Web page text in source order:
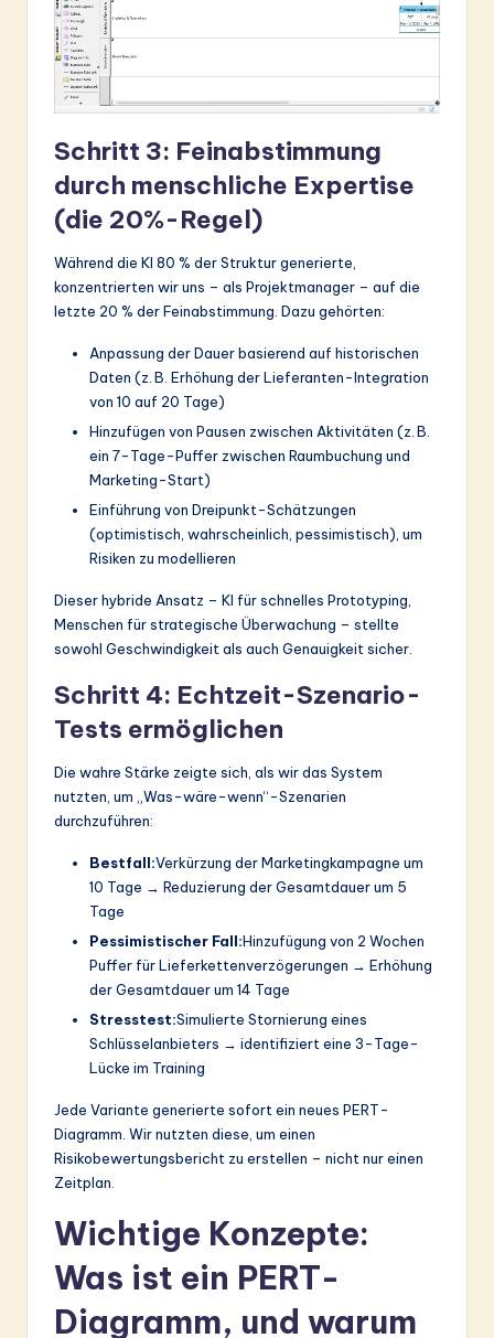
Schritt 3: Feinabstimmung
durch menschliche Expertise
(die 20%-Regel)
Während die KI 80 % der Struktur generierte,
konzentrierten wir uns – als Projektmanager – auf die
letzte 20 % der Feinabstimmung. Dazu gehörten:
Anpassung der Dauer basierend auf historischen
Daten (z. B. Erhöhung der Lieferanten-Integration
von 10 auf 20 Tage)
Hinzufügen von Pausen zwischen Aktivitäten (z. B.
ein 7-Tage-Puffer zwischen Raumbuchung und
Marketing-Start)
Einführung von Dreipunkt-Schätzungen
(optimistisch, wahrscheinlich, pessimistisch), um
Risiken zu modellieren
Dieser hybride Ansatz – KI für schnelles Prototyping,
Menschen für strategische Überwachung – stellte
sowohl Geschwindigkeit als auch Genauigkeit sicher.
Schritt 4: Echtzeit-Szenario-
Tests ermöglichen
Die wahre Stärke zeigte sich, als wir das System
nutzten, um „Was-wäre-wenn“-Szenarien
durchzuführen:
Bestfall:Verkürzung der Marketingkampagne um
10 Tage → Reduzierung der Gesamtdauer um 5
Tage
Pessimistischer Fall:Hinzufügung von 2 Wochen
Puffer für Lieferkettenverzögerungen → Erhöhung
der Gesamtdauer um 14 Tage
Stresstest:Simulierte Stornierung eines
Schlüsselanbieters → identifiziert eine 3-Tage-
Lücke im Training
Jede Variante generierte sofort ein neues PERT-
Diagramm. Wir nutzten diese, um einen
Risikobewertungsbericht zu erstellen – nicht nur einen
Zeitplan.
Wichtige Konzepte:
Was ist ein PERT-
Diagramm, und warum